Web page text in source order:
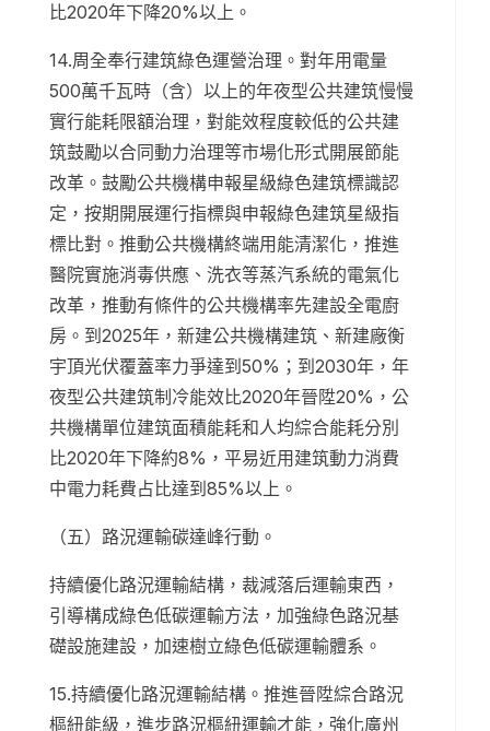
比2020年下降20%以上。
14.周全奉行建筑綠色運營治理。對年用電量
500萬千瓦時（含）以上的年夜型公共建筑慢慢
實行能耗限額治理，對能效程度較低的公共建
筑鼓勵以合同動力治理等市場化形式開展節能
改革。鼓勵公共機構申報星級綠色建筑標識認
定，按期開展運行指標與申報綠色建筑星級指
標比對。推動公共機構終端用能清潔化，推進
醫院實施消毒供應、洗衣等蒸汽系統的電氣化
改革，推動有條件的公共機構率先建設全電廚
房。到2025年，新建公共機構建筑、新建廠衡
宇頂光伏覆蓋率力爭達到50%；到2030年，年
夜型公共建筑制冷能效比2020年晉陞20%，公
共機構單位建筑面積能耗和人均綜合能耗分別
比2020年下降約8%，平易近用建筑動力消費
中電力耗費占比達到85%以上。
（五）路況運輸碳達峰行動。
持續優化路況運輸結構，裁減落后運輸東西，
引導構成綠色低碳運輸方法，加強綠色路況基
礎設施建設，加速樹立綠色低碳運輸體系。
15.持續優化路況運輸結構。推進晉陞綜合路況
樞紐能級，進步路況樞紐運輸才能，強化廣州